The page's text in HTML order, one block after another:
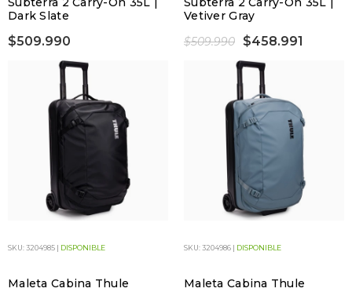
Dark Slate
$509.990
Vetiver Gray
$509.990
$458.991
SKU: 3204985 | DISPONIBLE
Maleta Cabina Thule
SKU: 3204986 | DISPONIBLE
Maleta Cabina Thule